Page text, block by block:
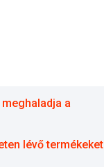
a
lévő termékeket